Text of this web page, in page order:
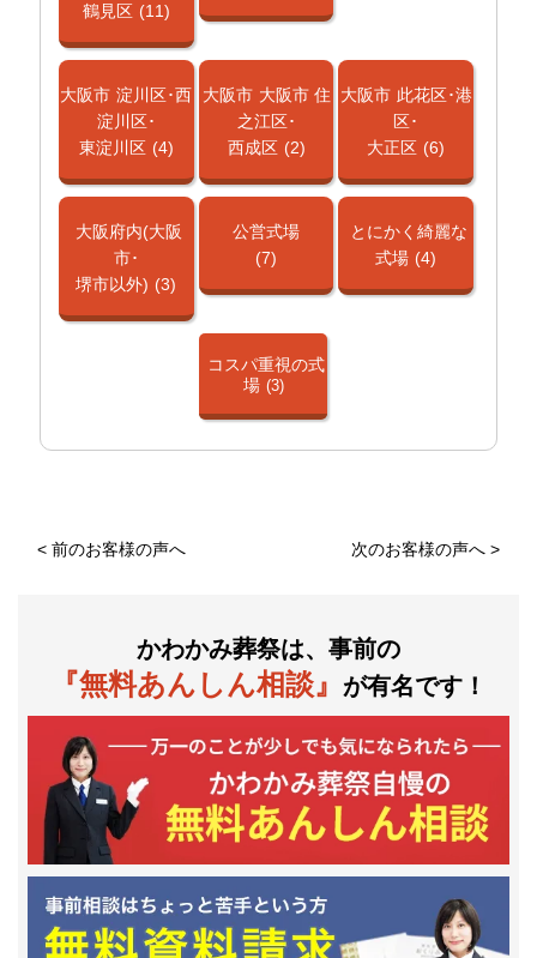
鶴見区 (11)
大阪市 淀川区･西
淀川区･
東淀川区 (4)
大阪市 大阪市 住
之江区･
西成区 (2)
大阪市 此花区･港
区･
大正区 (6)
大阪府内(大阪
市･
堺市以外) (3)
公営式場
(7)
とにかく綺麗な
式場 (4)
コスパ重視の式
場 (3)
<前のお客様の声へ 次のお客様の声へ>
かわかみ葬祭は、事前の
『無料あんしん相談』 が有名です！